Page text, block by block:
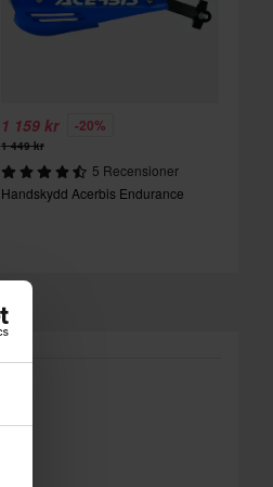
1 159 kr -20%
1 449 kr
5 Recensioner
Handskydd Acerbis Endurance